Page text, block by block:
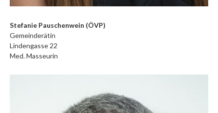
Stefanie Pauschenwein (ÖVP)
Gemeinderätin
Lindengasse 22
Med. Masseurin